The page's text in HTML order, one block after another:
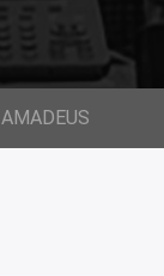
AMADEUS